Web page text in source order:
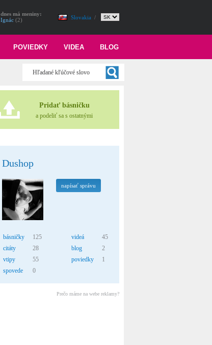
Slovakia /
dnes má meniny:
Ignác (2)
BLOG
VIDEA
POVIEDKY
Pridať básničku
a podeliť sa s ostatnými
Dushop
napísať správu
básničky
125
citáty
28
vtipy
55
spovede
0
videá
45
blog
2
poviedky
1
Prečo máme na webe reklamy?